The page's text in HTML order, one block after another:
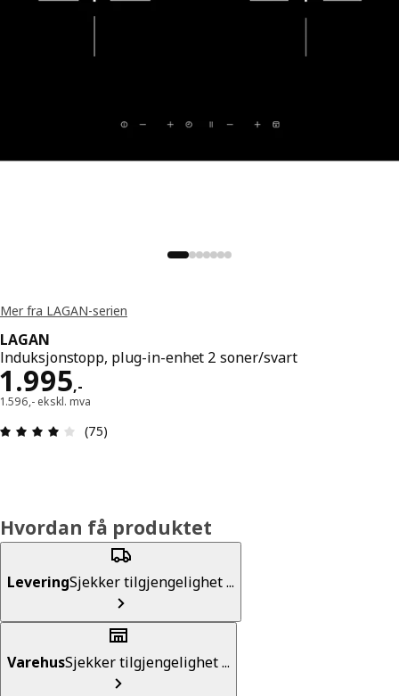
Mer fra LAGAN-serien
LAGAN
Induksjonstopp, plug-in-enhet 2 soner/svart
1.995,-
Pris 1995,-
1.596,- ekskl. mva
Produktomtale: 4.1 ingen kundevurdering 5
(75)
Hvordan få produktet
LeveringSjekker tilgjengelighet ...
VarehusSjekker tilgjengelighet ...